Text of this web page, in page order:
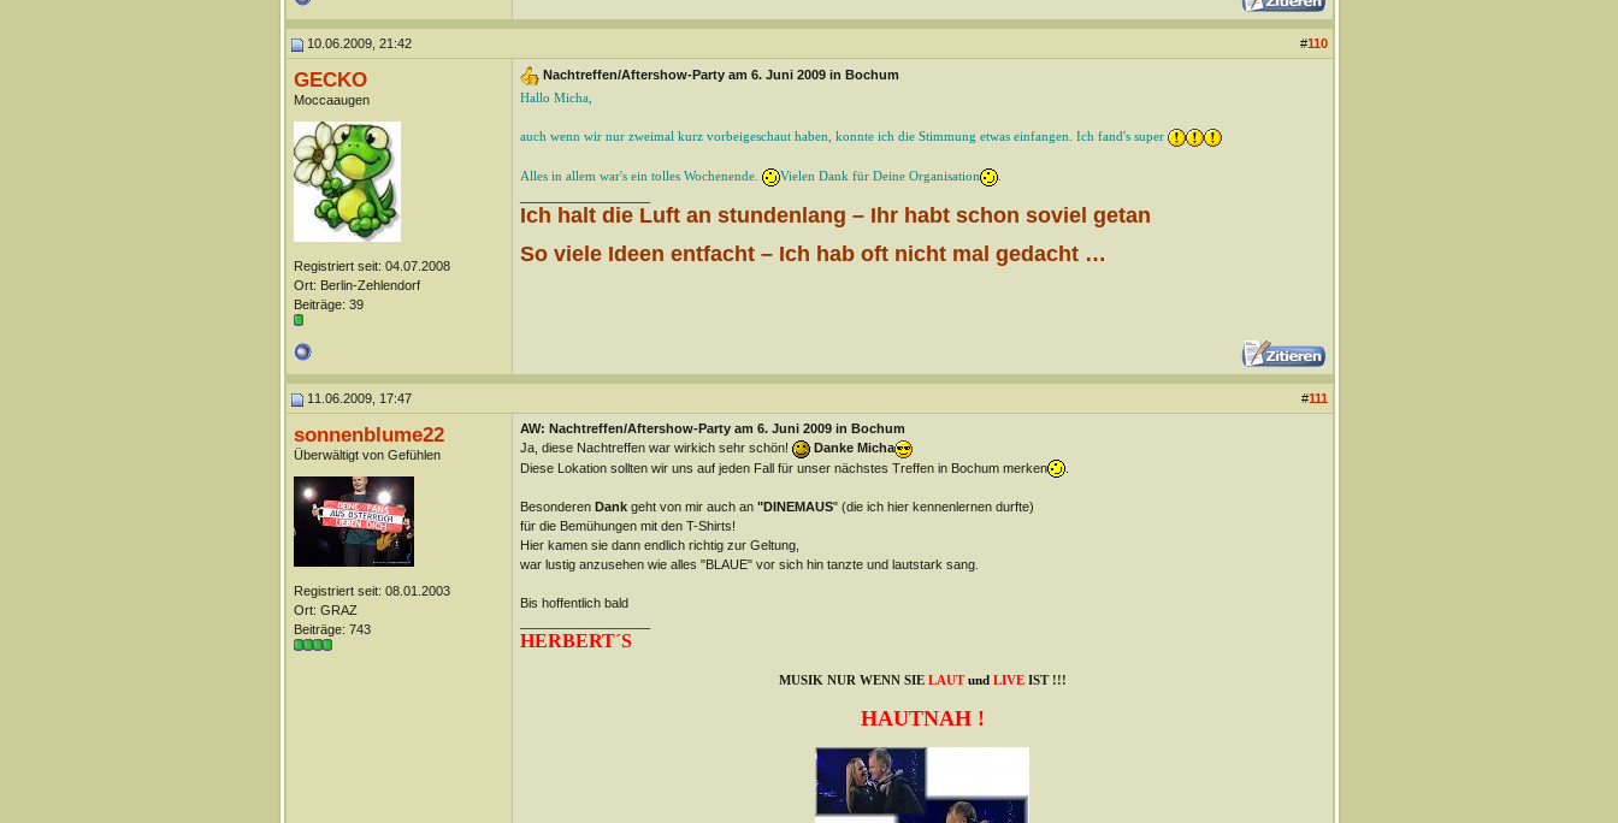
10.06.2009, 21:42 #110
GECKO
Moccaaugen
Registriert seit: 04.07.2008
Ort: Berlin-Zehlendorf
Beiträge: 39
Nachtreffen/Aftershow-Party am 6. Juni 2009 in Bochum
Hallo Micha,
auch wenn wir nur zweimal kurz vorbeigeschaut haben, konnte ich die Stimmung etwas einfangen. Ich fand's super
Alles in allem war's ein tolles Wochenende. Vielen Dank für Deine Organisation
.
Ich halt die Luft an stundenlang – Ihr habt schon soviel getan
So viele Ideen entfacht – Ich hab oft nicht mal gedacht …
11.06.2009, 17:47 #111
sonnenblume22
Überwältigt von Gefühlen
Registriert seit: 08.01.2003
Ort: GRAZ
Beiträge: 743
AW: Nachtreffen/Aftershow-Party am 6. Juni 2009 in Bochum
Ja, diese Nachtreffen war wirkich sehr schön!
Danke Micha
Diese Lokation sollten wir uns auf jeden Fall für unser nächstes Treffen in Bochum merken
.
Besonderen Dankgeht von mir auch an "DINEMAUS" (die ich hier kennenlernen durfte)
für die Bemühungen mit den T-Shirts!
Hier kamen sie dann endlich richtig zur Geltung,
war lustig anzusehen wie alles "BLAUE" vor sich hin tanzte und lautstark sang.
Bis hoffentlich bald
HERBERT´S
MUSIK NUR WENN SIE LAUTundLIVE IST !!!
HAUTNAH !